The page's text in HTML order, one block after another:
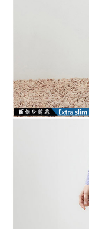
１．透過由恩沛科技
易，需依本服務之必
權轉讓予恩沛科技股份
２．關於個人資料處理
https://aftee.tw/terms/
３．未成年的使用者
「AFTEE先享後付」
任。
４．使用「AFTEE先
時審查核予不同之上限
請求用戶進行身份認證
５．嚴禁一人註冊多
恩沛科技股份有限公